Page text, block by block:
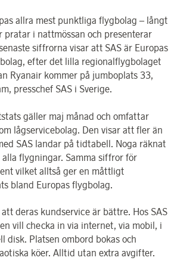
allra mest punktliga flygbolag – långt
pratar i nattmössan och presenterar
siffrorna visar att SAS är Europas
efter det lilla regionalflygbolaget
Ryanair kommer på jumboplats 33,
presschef SAS i Sverige.
gäller maj månad och omfattar
lågservicebolag. Den visar att fler än
SAS landar på tidtabell. Noga räknat
alla flygningar. Samma siffror för
vilket alltså ger en måttligt
bland Europas flygbolag.
deras kundservice är bättre. Hos SAS
vill checka in via internet, via mobil, i
disk. Platsen ombord bokas och
köer. Alltid utan extra avgifter.